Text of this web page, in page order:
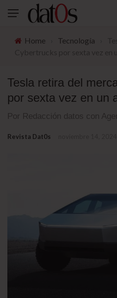
Home Tecnología
Tesla retira del
por sexta vez en un
Por Redacción datos con
Revista Dat0s